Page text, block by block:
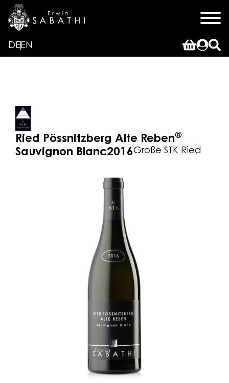
DEEN
Ried Pössnitzberg Alte Reben®
Sauvignon Blanc2016Große STK Ried